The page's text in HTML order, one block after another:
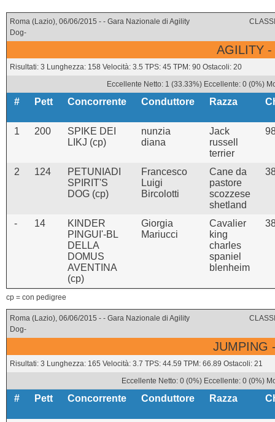
Roma (Lazio), 06/06/2015 - - Gara Nazionale di Agility
Dog-
AGILITY -
Risultati: 3 Lunghezza: 158 Velocità: 3.5 TPS: 45 TPM: 90 Ostacoli: 20
Eccellente Netto: 1 (33.33%) Eccellente: 0 (0%)
# Pett Concorrente Conduttore Razza
1 200
SPIKE DEI
LIKJ (cp)
nunzia
diana
Jack
russell
terrier
2 124
PETUNIADI
SPIRIT'S
DOG (cp)
Francesco
Luigi
Bircolotti
Cane da
pastore
scozzese
shetland
- 14
KINDER
PINGUI'-BL
DELLA
DOMUS
AVENTINA
(cp)
Giorgia
Mariucci
Cavalier
king
charles
spaniel
blenheim
cp = con pedigree
Roma (Lazio), 06/06/2015 - - Gara Nazionale di Agility
Dog-
JUMPING
Risultati: 3 Lunghezza: 165 Velocità: 3.7 TPS: 44.59 TPM: 66.89 Ostacoli: 21
Eccellente Netto: 0 (0%) Eccellente: 0 (0%)
# Pett Concorrente Conduttore Razza